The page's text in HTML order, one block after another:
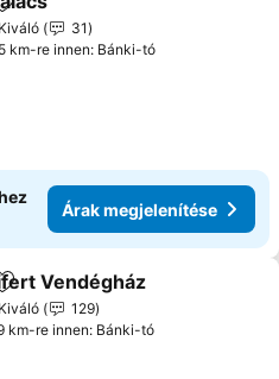
Hozzáadás a kedvencekhez
Kiváló
31
km-re innen: Bánki-tó
Árak megjelenítése
Hozzáadás a kedvencekhez
Vendégház
Kiváló
129
km-re innen: Bánki-tó